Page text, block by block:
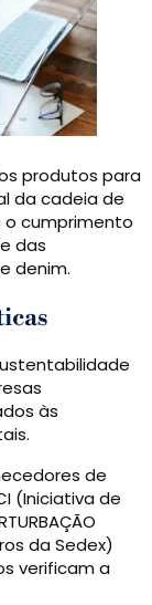
produtos para
da cadeia de
cumprimento
das
denim.
às
de
(Iniciativa de
da Sedex)
verificam a